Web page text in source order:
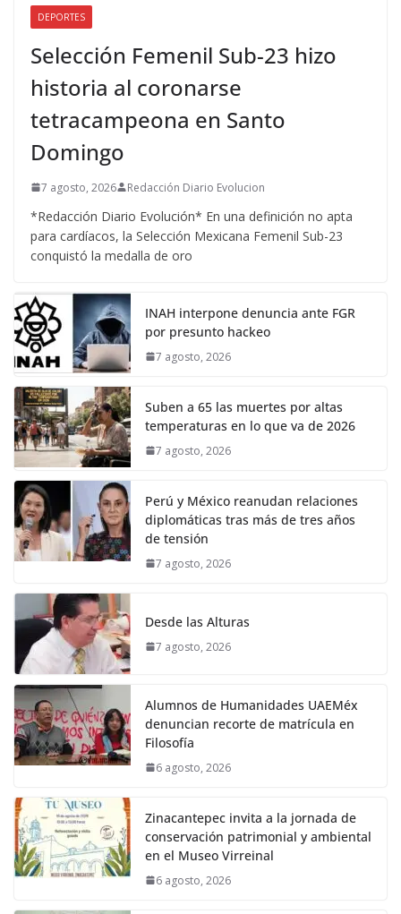
DEPORTES
Selección Femenil Sub-23 hizo
historia al coronarse
tetracampeona en Santo
Domingo
7 agosto, 2026 Redacción Diario Evolucion
*Redacción Diario Evolución* En una definición no apta
para cardíacos, la Selección Mexicana Femenil Sub-23
conquistó la medalla de oro
INAH interpone denuncia ante FGR
por presunto hackeo
7 agosto, 2026
Suben a 65 las muertes por altas
temperaturas en lo que va de 2026
7 agosto, 2026
Perú y México reanudan relaciones
diplomáticas tras más de tres años
de tensión
7 agosto, 2026
Desde las Alturas
7 agosto, 2026
Alumnos de Humanidades UAEMéx
denuncian recorte de matrícula en
Filosofía
6 agosto, 2026
Zinacantepec invita a la jornada de
conservación patrimonial y ambiental
en el Museo Virreinal
6 agosto, 2026